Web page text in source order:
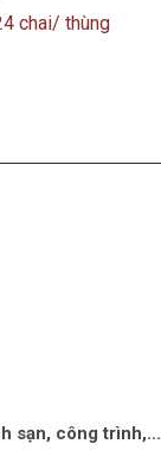
chai/ thùng
sạn, công trình,...